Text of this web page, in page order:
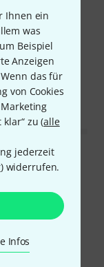
Ihnen ein
was
Beispiel
Anzeigen
das für
von Cookies
zu (alle
jederzeit
) widerrufen.
Infos
leiten
gefunden